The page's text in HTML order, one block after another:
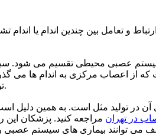
و تعامل بین چندین اندام یا
عصبی محیطی تقسیم می شود.
اعصاب مرکزی به اندام ها می
توسط اعصاب محیطی به آنها منتقل می شود; بنابراین توجه به سلامت این سیستم بسیار مهم است.
تولید مثل است. به همین دلیل است
در تهران مراجعه کنید. پزشکان این
می توانند بیماری های سیستم